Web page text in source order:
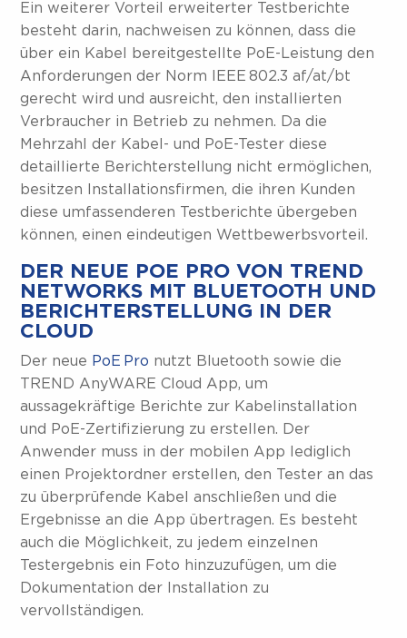
Ein weiterer Vorteil erweiterter Testberichte
besteht darin, nachweisen zu können, dass die
über ein Kabel bereitgestellte PoE-Leistung den
Anforderungen der Norm IEEE 802.3 af/at/bt
gerecht wird und ausreicht, den installierten
Verbraucher in Betrieb zu nehmen. Da die
Mehrzahl der Kabel- und PoE-Tester diese
detaillierte Berichterstellung nicht ermöglichen,
besitzen Installationsfirmen, die ihren Kunden
diese umfassenderen Testberichte übergeben
können, einen eindeutigen Wettbewerbsvorteil.
DER NEUE POE PRO VON TREND
NETWORKS MIT BLUETOOTH UND
BERICHTERSTELLUNG IN DER
CLOUD
Der neue PoE Pro nutzt Bluetooth sowie die
TREND AnyWARE Cloud App, um
aussagekräftige Berichte zur Kabelinstallation
und PoE-Zertifizierung zu erstellen. Der
Anwender muss in der mobilen App lediglich
einen Projektordner erstellen, den Tester an das
zu überprüfende Kabel anschließen und die
Ergebnisse an die App übertragen. Es besteht
auch die Möglichkeit, zu jedem einzelnen
Testergebnis ein Foto hinzuzufügen, um die
Dokumentation der Installation zu
vervollständigen.